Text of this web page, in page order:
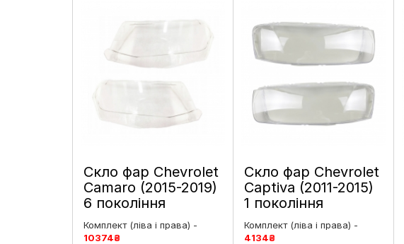
Скло фар Chevrolet
Camaro (2015-2019)
6 покоління
дорестайлинг ліве і
праве
Комплект (ліва і права) -
10374₴
Скло фар Chevrolet
Captiva (2011-2015)
1 покоління
рестайлінг ліве і
праве
Комплект (ліва і права) -
4134₴